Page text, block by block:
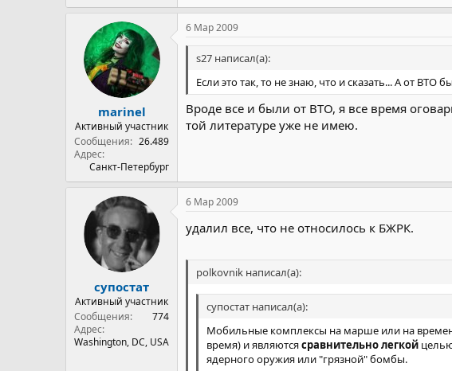
marinel
Активный участник
Сообщения
26.489
Адрес
Санкт-Петербург
6 Мар 2009
s27 написал(а):
Если это так, то не знаю, что и сказать... А от ВТО
Вроде все и были от ВТО, я все время
той литературе уже не имею.
супостат
Активный участник
Сообщения
774
Адрес
Washington, DC, USA
6 Мар 2009
удалил все, что не относилось к БЖРК.
polkovnik написал(а):
супостат написал(а):
Мобильные комплексы на марше или на
время) и являютсясравнительно легкой
ядерного оружия или "грязной" бомбы.